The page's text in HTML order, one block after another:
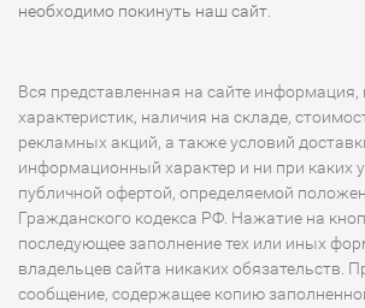
необходимо покинуть наш сайт.
Вся представленная на сайте
характеристик, наличия на складе,
рекламных акций, а также условий
информационный характер и ни при каких
публичной офертой, определяемой
Гражданского кодекса РФ. Нажатие на
последующее заполнение тех или иных
владельцев сайта никаких обязательств.
сообщение, содержащее копию